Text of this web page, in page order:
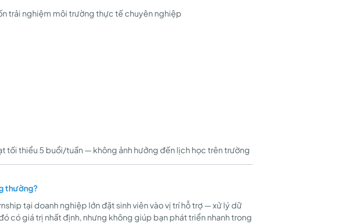
trải nghiệm môi trường thực tế chuyên nghiệp
tối thiểu 5 buổi/tuần — không ảnh hưởng đến lịch học trên trường
thường?
tại doanh nghiệp lớn đặt sinh viên vào vị trí hỗ trợ — xử lý dữ
có giá trị nhất định, nhưng không giúp bạn phát triển nhanh trong